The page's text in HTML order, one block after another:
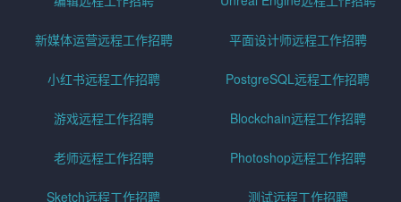
新媒体运营远程工作招聘 平面设计师远程工作招聘
小红书远程工作招聘 PostgreSQL远程工作招聘
游戏远程工作招聘 Blockchain远程工作招聘
老师远程工作招聘 Photoshop远程工作招聘
Sketch远程工作招聘 测试远程工作招聘